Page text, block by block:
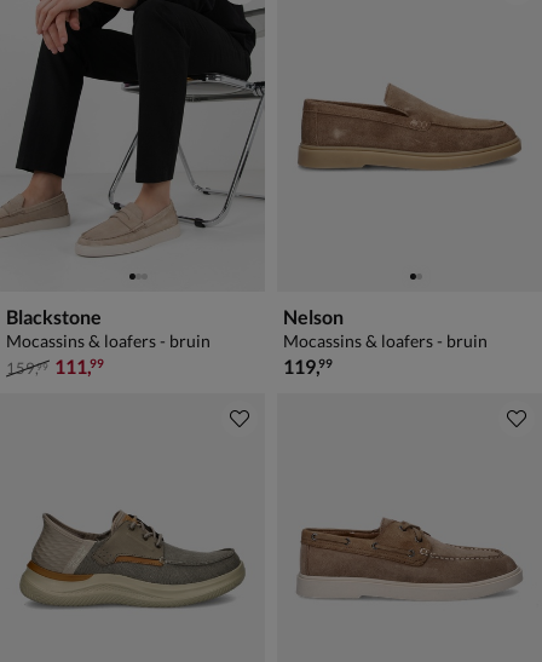
Blackstone
Mocassins & loafers - bruin
van € 159,99 voor € 111,99
159,99 111,99
Nelson
Mocassins & loafers - bruin
€ 119,99
119,99